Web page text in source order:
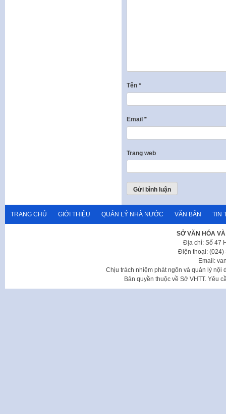
Tên *
Email *
Trang web
TRANG CHỦ GIỚI THIỆU QUẢN LÝ NHÀ NƯỚC VĂN BẢN TIN
SỞ VĂN HÓA
Địa chỉ: Số 47
Điện thoại: (024)
Email:
Chịu trách nhiệm phát ngôn và quản lý nội
Bản quyền thuộc về Sở VHTT. Yêu